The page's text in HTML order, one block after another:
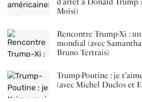
Moïsi)
Rencontre Trump-Xi :
mondial (avec
Bruno Tertrais)
Trump-Poutine : je
(avec Michel Duclos et